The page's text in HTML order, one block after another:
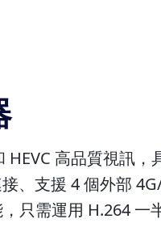
高品質視訊
、支援 4 個外部
只需運用 H.264